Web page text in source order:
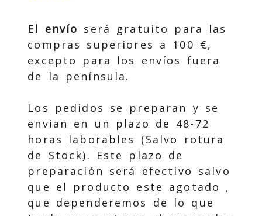
El envío será gratuito para las
compras superiores a 100 €,
excepto para los envíos fuera
de la península.
Los pedidos se preparan y se
envian en un plazo de 48-72
horas laborables (Salvo rotura
de Stock). Este plazo de
preparación será efectivo salvo
que el producto este agotado ,
que dependeremos de lo que